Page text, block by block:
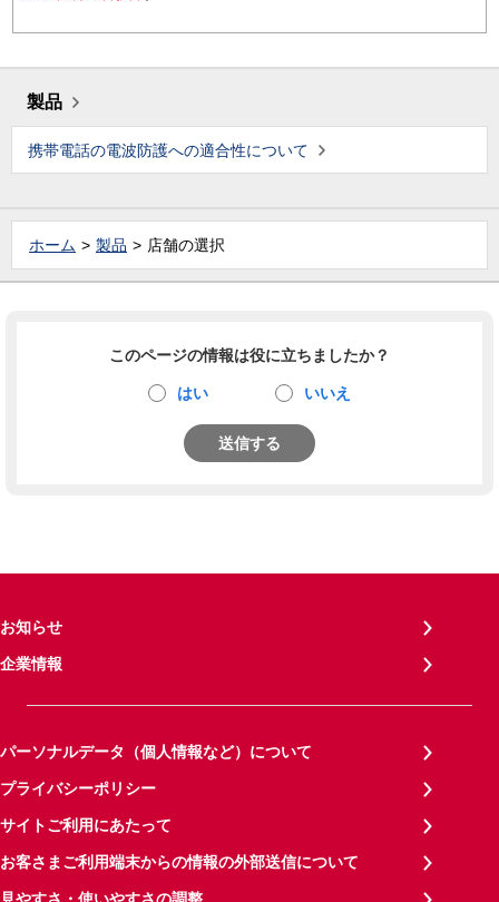
製品
携帯電話の電波防護への適合性について
ホーム 製品 店舗の選択
このページの情報は役に立ちましたか？
はい いいえ
送信する
お知らせ
企業情報
パーソナルデータ（個人情報など）について
プライバシーポリシー
サイトご利用にあたって
お客さまご利用端末からの情報の外部送信について